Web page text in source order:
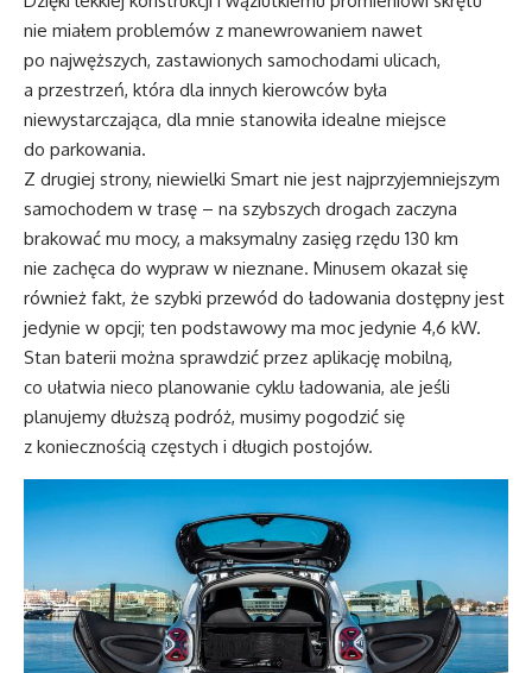
nie miałem problemów z manewrowaniem nawet
po najwęższych, zastawionych samochodami ulicach,
a przestrzeń, która dla innych kierowców była
niewystarczająca, dla mnie stanowiła idealne miejsce
do parkowania.
Z drugiej strony, niewielki Smart nie jest najprzyjemniejszym
samochodem w trasę – na szybszych drogach zaczyna
brakować mu mocy, a maksymalny zasięg rzędu 130 km
nie zachęca do wypraw w nieznane. Minusem okazał się
również fakt, że szybki przewód do ładowania dostępny jest
jedynie w opcji; ten podstawowy ma moc jedynie 4,6 kW.
Stan baterii można sprawdzić przez aplikację mobilną,
co ułatwia nieco planowanie cyklu ładowania, ale jeśli
planujemy dłuższą podróż, musimy pogodzić się
z koniecznością częstych i długich postojów.